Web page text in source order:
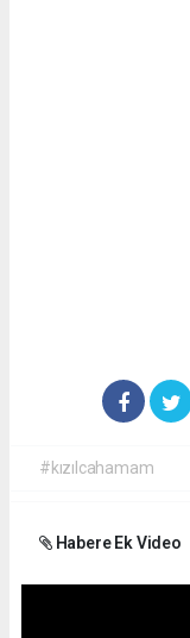
#kızılcahamam
Habere Ek Video